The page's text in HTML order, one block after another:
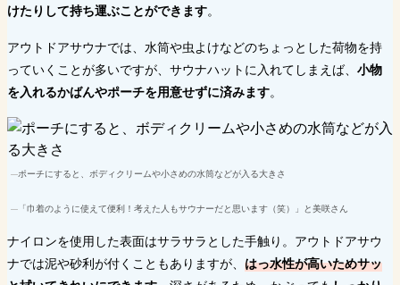
けたりして持ち運ぶことができます。
アウトドアサウナでは、水筒や虫よけなどのちょっとした荷物を持
っていくことが多いですが、サウナハットに入れてしまえば、 小物
を入れるかばんやポーチを用意せずに済みます。
ポーチにすると、ボディクリームや小さめの水筒などが入る大きさ
「巾着のように使えて便利！考えた人もサウナーだと思います（笑）」と美咲さん
ナイロンを使用した表面はサラサラとした手触り。アウトドアサウ
ナでは泥や砂利が付くこともありますが、 はっ水性が高いためサッ